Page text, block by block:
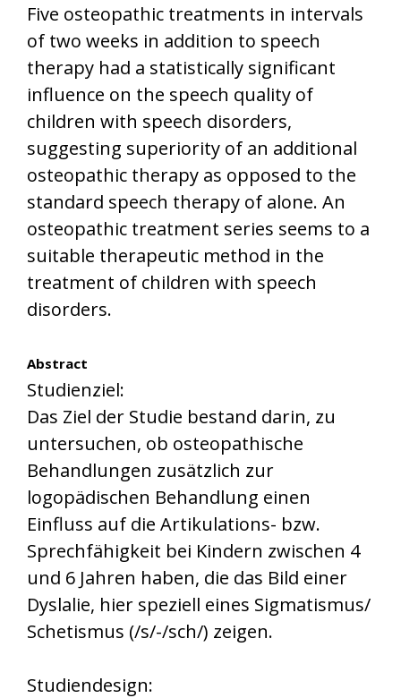
Five osteopathic treatments in intervals
of two weeks in addition to speech
therapy had a statistically significant
influence on the speech quality of
children with speech disorders,
suggesting superiority of an additional
osteopathic therapy as opposed to the
standard speech therapy of alone. An
osteopathic treatment series seems to a
suitable therapeutic method in the
treatment of children with speech
disorders.
Abstract
Studienziel:
Das Ziel der Studie bestand darin, zu
untersuchen, ob osteopathische
Behandlungen zusätzlich zur
logopädischen Behandlung einen
Einfluss auf die Artikulations- bzw.
Sprechfähigkeit bei Kindern zwischen 4
und 6 Jahren haben, die das Bild einer
Dyslalie, hier speziell eines Sigmatismus/
Schetismus (/s/-/sch/) zeigen.
Studiendesign: